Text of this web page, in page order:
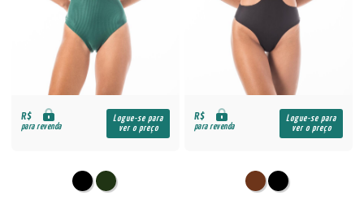
R$
para revenda
Logue-se para
ver o preço
R$
para revenda
Logue-se para
ver o preço